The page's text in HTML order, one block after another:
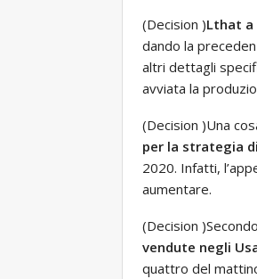
(Decision )Lthat a
dando la
altri dettagli
avviata la
(Decision )Una
per la strategia
2020. Infatti,
aumentare.
(Decision
vendute negli
quattro del